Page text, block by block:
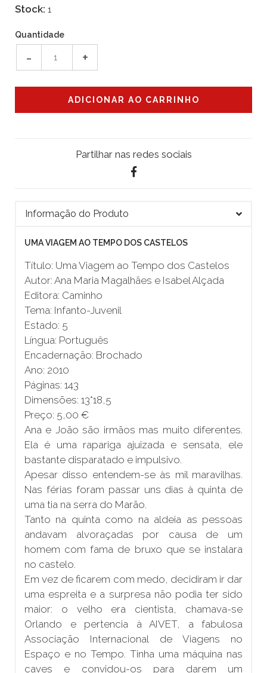
Stock: 1
Quantidade
- +
Partilhar nas redes sociais
Informação do Produto
UMA VIAGEM AO TEMPO DOS CASTELOS
Título: Uma Viagem ao Tempo dos Castelos
Autor: Ana Maria Magalhães e Isabel Alçada
Editora: Caminho
Tema: Infanto-Juvenil
Estado: 5
Língua: Português
Encadernação: Brochado
Ano: 2010
Páginas: 143
Dimensões: 13*18,5
Preço: 5,00 €
Ana e João são irmãos mas muito diferentes.
Ela é uma rapariga ajuizada e sensata, ele
bastante disparatado e impulsivo.
Apesar disso entendem-se às mil maravilhas.
Nas férias foram passar uns dias à quinta de
uma tia na serra do Marão.
Tanto na quinta como na aldeia as pessoas
andavam alvoraçadas por causa de um
homem com fama de bruxo que se instalara
no castelo.
Em vez de ficarem com medo, decidiram ir dar
uma espreita e a surpresa não podia ter sido
maior: o velho era cientista, chamava-se
Orlando e pertencia à AIVET, a fabulosa
Associação Internacional de Viagens no
Espaço e no Tempo. Tinha uma máquina nas
caves e convidou-os para darem um